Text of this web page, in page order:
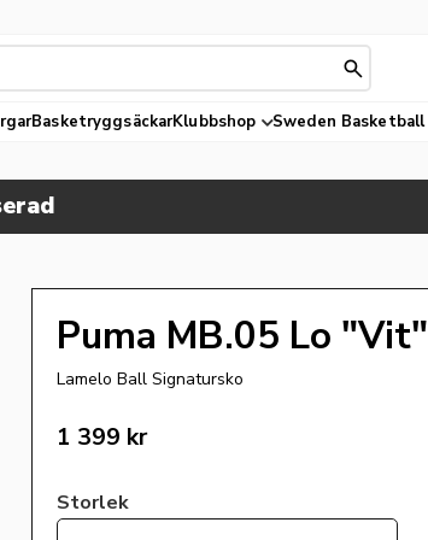
BasketryggsäckarKlubbshop Sweden Basketball
Puma MB.05 Lo "Vit"
Lamelo Ball Signatursko
1 399 kr
Storlek